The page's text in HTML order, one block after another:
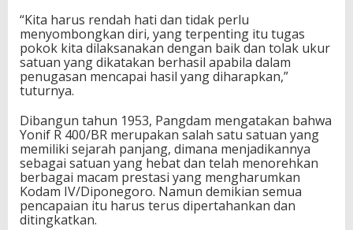
“Kita harus rendah hati dan tidak perlu
menyombongkan diri, yang terpenting itu tugas
pokok kita dilaksanakan dengan baik dan tolak ukur
satuan yang dikatakan berhasil apabila dalam
penugasan mencapai hasil yang diharapkan,”
tuturnya.
Dibangun tahun 1953, Pangdam mengatakan bahwa
Yonif R 400/BR merupakan salah satu satuan yang
memiliki sejarah panjang, dimana menjadikannya
sebagai satuan yang hebat dan telah menorehkan
berbagai macam prestasi yang mengharumkan
Kodam IV/Diponegoro. Namun demikian semua
pencapaian itu harus terus dipertahankan dan
ditingkatkan.